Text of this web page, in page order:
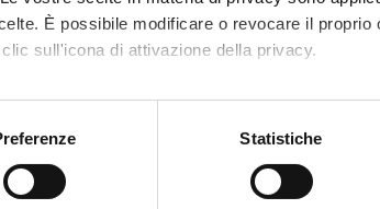
È possibile modificare o revocare il
sull'icona di attivazione della privacy.
geografica, con un'approssimazione
Statistiche
inoltre il trasferimento di conoscenze
e contratti conto terzi, nonché tramite attività di
l’anno.
finanziaria
incontra